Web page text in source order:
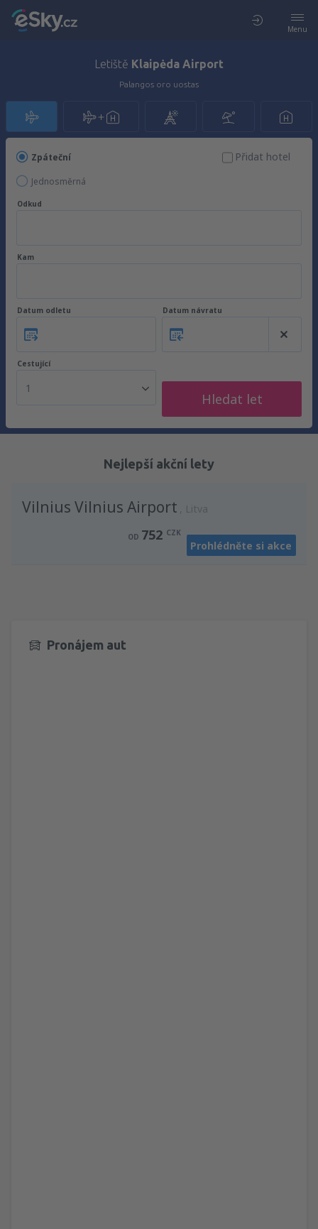
Menu
Letiště Klaipėda Airport
Palangos oro uostas
Zpáteční
Jednosměrná
Přidat hotel
Odkud
Kam
Datum odletu Datum návratu
Cestující
1
Hledat let
Nejlepší akční lety
Vilnius Vilnius Airport Litva
OD 752 CZK
Prohlédněte si akce
Pronájem aut